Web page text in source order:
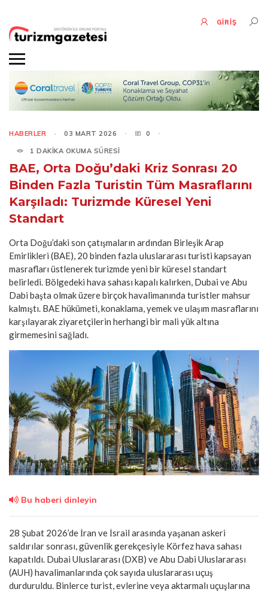
GİRİŞ
HABERLER 03 MART 2026 0
1 DAKİKA OKUMA SÜRESİ
BAE, Orta Doğu’daki Kriz Sonrası 20
Binden Fazla Turistin Tüm Masraflarını
Karşıladı: Turizmde Küresel Yeni
Standart
Orta Doğu’daki son çatışmaların ardından Birleşik Arap
Emirlikleri (BAE), 20 binden fazla uluslararası turisti kapsayan
masrafları üstlenerek turizmde yeni bir küresel standart
belirledi. Bölgedeki hava sahası kapalı kalırken, Dubai ve Abu
Dabi başta olmak üzere birçok havalimanında turistler mahsur
kalmıştı. BAE hükümeti, konaklama, yemek ve ulaşım masraflarını
karşılayarak ziyaretçilerin herhangi bir mali yük altına
girmemesini sağladı.
Bu haberi dinleyin
28 Şubat 2026’de İran ve İsrail arasında yaşanan askeri
saldırılar sonrası, güvenlik gerekçesiyle Körfez hava sahası
kapatıldı. Dubai Uluslararası (DXB) ve Abu Dabi Uluslararası
(AUH) havalimanlarında çok sayıda uluslararası uçuş
durduruldu. Binlerce turist, evlerine veya aktarmalı uçuşlarına